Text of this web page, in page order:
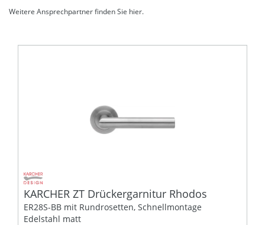
Weitere Ansprechpartner finden Sie hier.
KARCHER ZT Drückergarnitur Rhodos
ER28S-BB mit Rundrosetten, Schnellmontage
Edelstahl matt